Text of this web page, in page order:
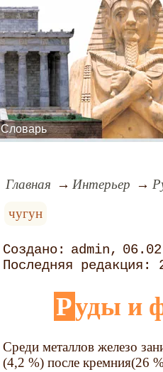
Словарь
Главная Интерьер
чугун
admin
Руды и
Среди металлов железо
(4,2 %) после кремния(26